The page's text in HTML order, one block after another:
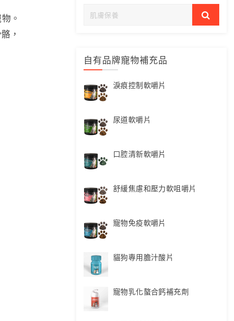
。
，
自有品牌寵物補充品
淚痕控制軟嚼片
尿道軟嚼片
口腔清新軟嚼片
舒緩焦慮和壓力軟咀嚼片
寵物免疫軟嚼片
貓狗專用膽汁酸片
寵物乳化螯合鈣補充劑